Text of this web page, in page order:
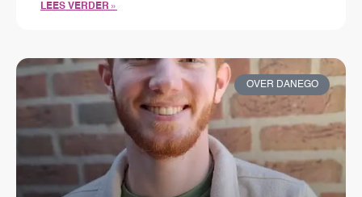
LEES VERDER »
OVER DANEGO